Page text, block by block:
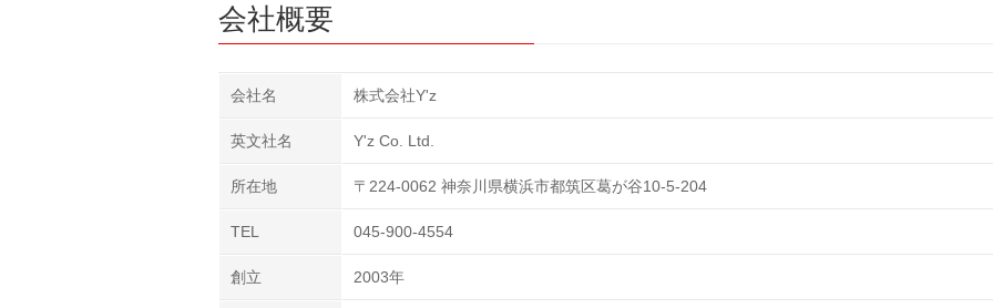
会社概要
会社名 株式会社Y'z
英文社名 Y'z Co. Ltd.
所在地 〒224-0062 神奈川県横浜市都筑区葛が谷10-5-204
TEL 045-900-4554
創立 2003年